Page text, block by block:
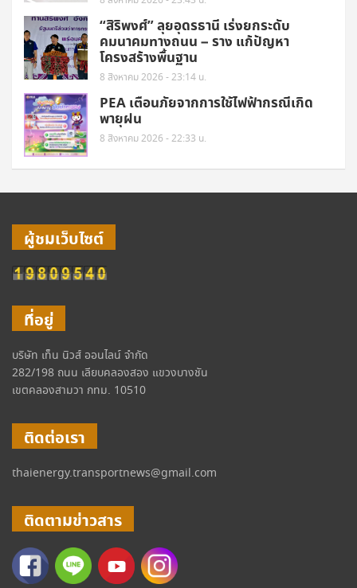
“สิริพงศ์” ลุยอุดรธานี เร่งยกระดับ
คมนาคมทางถนน – ราง แก้ปัญหา
โครงสร้างพื้นฐาน
8 สิงหาคม 2026 - 23:14 น.
PEA เตือนภัยจากการใช้ไฟฟ้ากรณีเกิด
พายุฝน
8 สิงหาคม 2026 - 22:33 น.
ผู้ชมเว็บไซต์
ที่อยู่
บริษัท เท็น นิวส์ ออนไลน์ จำกัด
282/198 ถนน เลียบคลองสอง แขวงบางชัน
เขตคลองสามวา กทม. 10510
ติดต่อเรา
thaienergy.transportnews@gmail.com
ติดตามข่าวสาร